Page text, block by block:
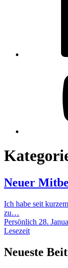
Neuer
Ich habe seit
zu…
Persönlich 28.
Lesezeit
Neueste